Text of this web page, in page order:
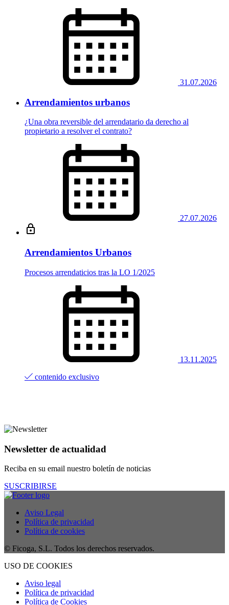
31.07.2026
Arrendamientos urbanos
¿Una obra reversible del arrendatario da derecho al
propietario a resolver el contrato?
27.07.2026
Arrendamientos Urbanos
Procesos arrendaticios tras la LO 1/2025
13.11.2025
contenido exclusivo
Newsletter de actualidad
Reciba en su email nuestro boletín de noticias
SUSCRIBIRSE
Aviso Legal
Política de privacidad
Política de cookies
© Ficoga, S.L. Todos los derechos reservados.
USO DE COOKIES
Aviso legal
Política de privacidad
Política de Cookies